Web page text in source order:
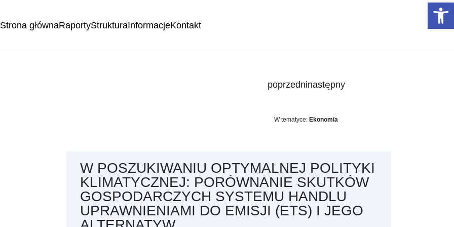
Strona głównaRaportyStrukturaInformacjeKontakt
poprzedninastępny
W tematyce: Ekonomia
W POSZUKIWANIU OPTYMALNEJ POLITYKI
KLIMATYCZNEJ: PORÓWNANIE SKUTKÓW
GOSPODARCZYCH SYSTEMU HANDLU
UPRAWNIENIAMI DO EMISJI (ETS) I JEGO